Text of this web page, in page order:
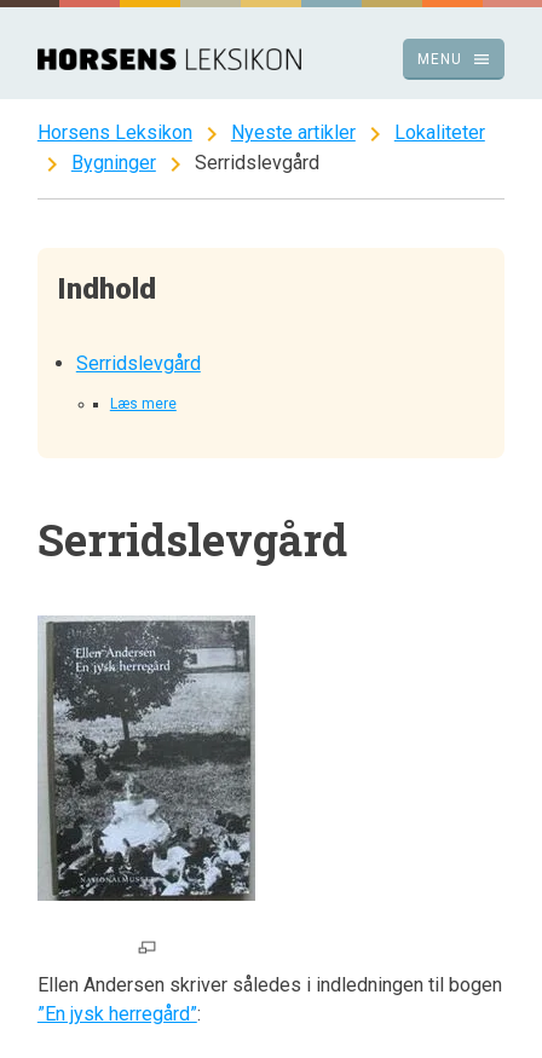
Spring
indhold
menu
MENU
Horsens Leksikon chevron_right Nyeste artikler chevron_right Lokaliteter
chevron_right Bygninger chevron_right Serridslevgård
Indhold
Serridslevgård
Læs mere
Serridslevgård
Ellen Andersen skriver således i indledningen til bogen
”En jysk herregård”: